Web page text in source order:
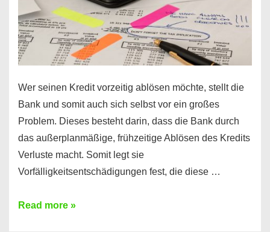
Wer seinen Kredit vorzeitig ablösen möchte, stellt die
Bank und somit auch sich selbst vor ein großes
Problem. Dieses besteht darin, dass die Bank durch
das außerplanmäßige, frühzeitige Ablösen des Kredits
Verluste macht. Somit legt sie
Vorfälligkeitsentschädigungen fest, die diese …
Kredit
Read more »